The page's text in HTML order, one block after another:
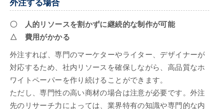
外注する場合
〇 人的リソースを割かずに継続的な制作が可能
△ 費用がかかる
外注すれば、専門のマーケターやライター、デザイナーが
対応するため、社内リソースを確保しながら、高品質なホ
ワイトペーパーを作り続けることができます。
ただし、専門性の高い商材の場合は注意が必要です。外注
先のリサーチ力によっては、業界特有の知識や専門的な内